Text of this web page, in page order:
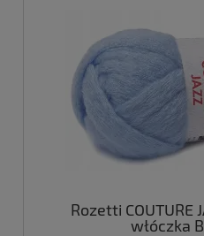
Rozetti COUTURE
włóczka